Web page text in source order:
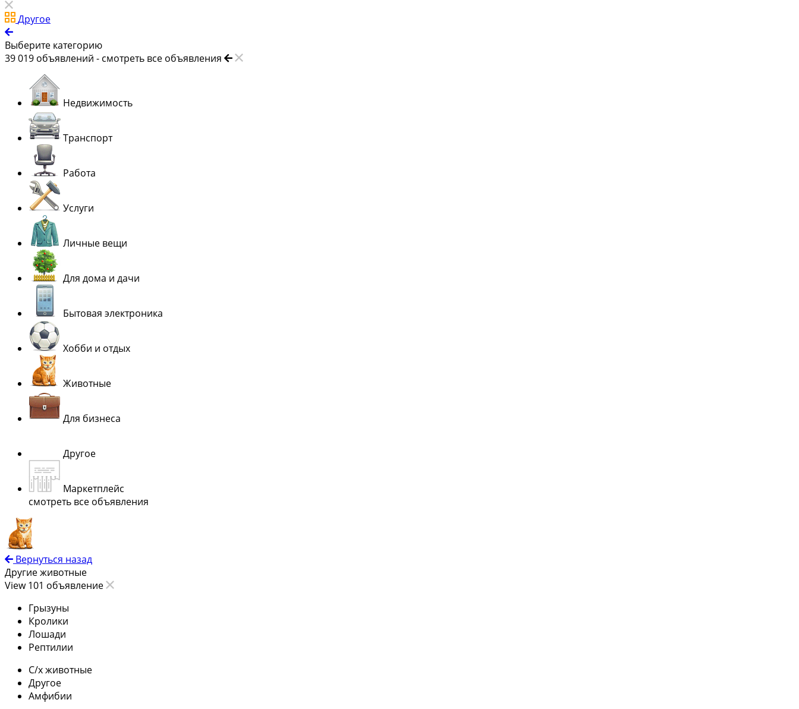
Другое
Выберите категорию
39 019 объявлений - смотреть все объявления
Недвижимость
Транспорт
Работа
Услуги
Личные вещи
Для дома и дачи
Бытовая электроника
Хобби и отдых
Животные
Для бизнеса
Другое
Маркетплейс
смотреть все объявления
Вернуться назад
Другие животные
View 101 объявление
Грызуны
Кролики
Лошади
Рептилии
С/х животные
Другое
Амфибии